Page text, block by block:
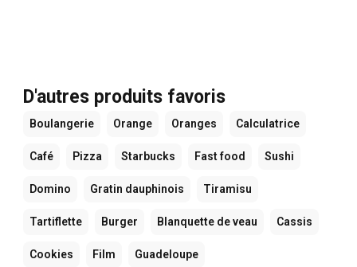
D'autres produits favoris
Boulangerie Orange Oranges Calculatrice
Café Pizza Starbucks Fast food Sushi
Domino Gratin dauphinois Tiramisu
Tartiflette Burger Blanquette de veau Cassis
Cookies Film Guadeloupe